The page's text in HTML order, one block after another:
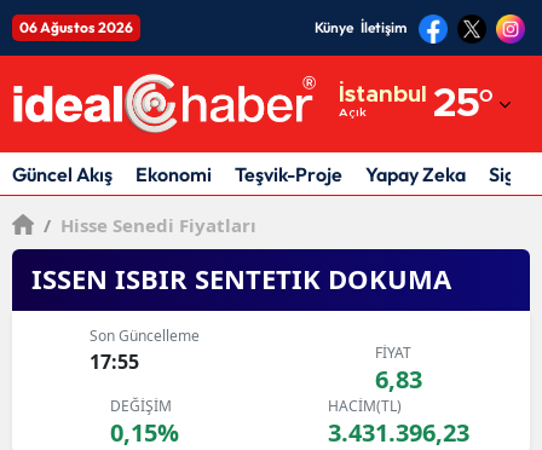
06 Ağustos 2026 Künye İletişim
İstanbul
Açık 25°
Adıyaman
Afyonkarahisar
Amasya
Antalya
Artvin
Güncel Akış Ekonomi Teşvik-Proje Yapay Zeka
/ Hisse Senedi Fiyatları
ISSEN ISBIR SENTETIK DOKUMA
Son Güncelleme
17:55 FİYAT
6,83
DEĞİŞİM
0,15%
HACİM(TL)
3.431.396,23